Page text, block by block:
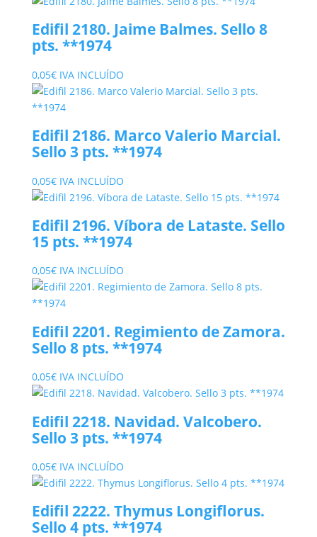
Edifil 2180. Jaime Balmes. Sello 8
pts. **1974
0,05€ IVA INCLUÍDO
Edifil 2186. Marco Valerio Marcial.
Sello 3 pts. **1974
0,05€ IVA INCLUÍDO
Edifil 2196. Víbora de Lataste. Sello
15 pts. **1974
0,05€ IVA INCLUÍDO
Edifil 2201. Regimiento de Zamora.
Sello 8 pts. **1974
0,05€ IVA INCLUÍDO
Edifil 2218. Navidad. Valcobero.
Sello 3 pts. **1974
0,05€ IVA INCLUÍDO
Edifil 2222. Thymus Longiflorus.
Sello 4 pts. **1974